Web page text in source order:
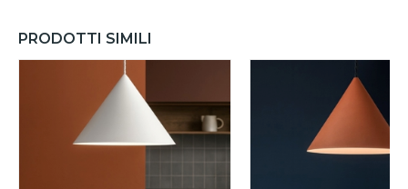
PRODOTTI SIMILI